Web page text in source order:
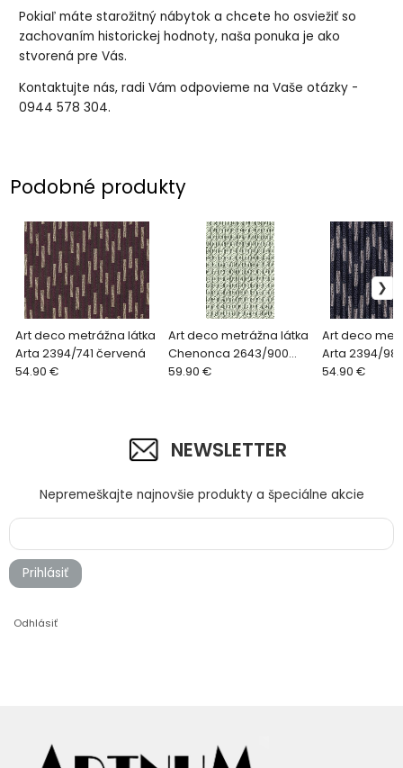
Pokiaľ máte starožitný nábytok a chcete ho osviežiť so
zachovaním historickej hodnoty, naša ponuka je ako
stvorená pre Vás.
Kontaktujte nás, radi Vám odpovieme na Vaše otázky -
0944 578 304.
Podobné produkty
Art deco metrážna látka
Arta 2394/741 červená
54.90 €
Art deco metrážna látka
Chenonca 2643/900
svetlo sivá
59.90 €
Art deco
Arta 2394/
54.90 €
NEWSLETTER
Nepremeškajte najnovšie produkty a špeciálne akcie
Prihlásiť
Odhlásiť